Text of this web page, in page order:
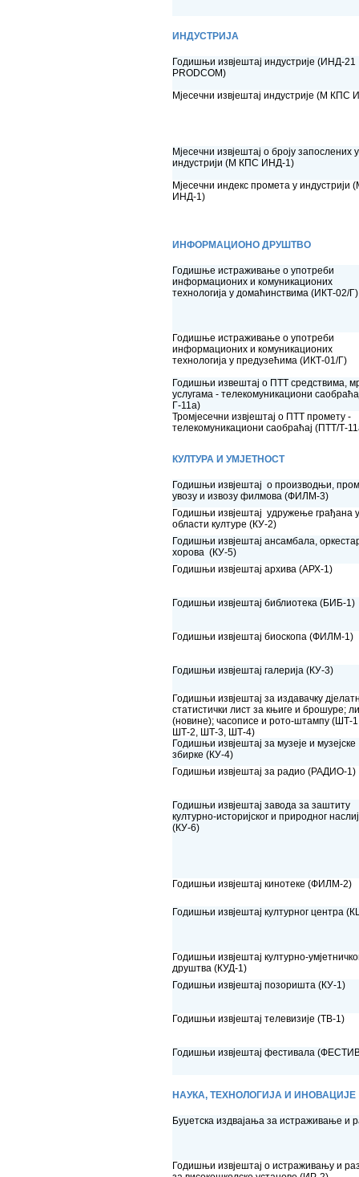
ИНДУСТРИЈА
Годишњи извјештај индустрије (ИНД-21
PRODCOM)
Мјесечни извјештај индустрије (М КПС
Мјесечни извјештај о броју запослених у
индустрији (М КПС ИНД-1)
Мјесечни индекс промета у индустрији
ИНД-1)
ИНФОРМАЦИОНО ДРУШТВО
Годишње истраживање о употреби
информационих и комуникационих
технологија у домаћинствима (ИКТ-02/Г)
Годишње истраживање о употреби
информационих и комуникационих
технологија у предузећима (ИКТ-01/Г)
Годишњи извештај о ПТТ средствима,
услугама - телекомуникациони
Г-11а)
Тромјесечни извјештај о ПТТ промету -
телекомуникациони саобраћај (ПТТ/Т-
КУЛТУРА И УМЈЕТНОСТ
Годишњи извјештај о производњи,
увозу и извозу филмова (ФИЛМ-3)
Годишњи извјештај удружење грађана у
области културе (КУ-2)
Годишњи извјештај ансамбала,
хорова (КУ-5)
Годишњи извјештај архива (АРХ-1)
Годишњи извјештај библиотека (БИБ-1)
Годишњи извјештај биоскопа (ФИЛМ-1)
Годишњи извјештај галерија (КУ-3)
Годишњи извјештај за издавачку
статистички лист за књиге и брошуре;
(новине); часописе и рото-штампу (ШТ-
ШТ-2, ШТ-3, ШТ-4)
Годишњи извјештај за музеје и музејске
збирке (КУ-4)
Годишњи извјештај за радио (РАДИО-1)
Годишњи извјештај завода за заштиту
културно-историјског и природног
(КУ-6)
Годишњи извјештај кинотеке (ФИЛМ-2)
Годишњи извјештај културног центра
Годишњи извјештај културно-
друштва (КУД-1)
Годишњи извјештај позоришта (КУ-1)
Годишњи извјештај телевизије (ТВ-1)
Годишњи извјештај фестивала
НАУКА, ТЕХНОЛОГИЈА И ИНОВАЦИЈЕ
Буџетска издвајања за истраживање и
Годишњи извјештај о истраживању и